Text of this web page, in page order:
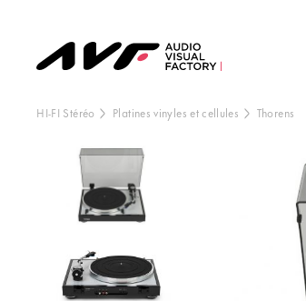
HI-FI Stéréo Platines vinyles et cellules Thorens